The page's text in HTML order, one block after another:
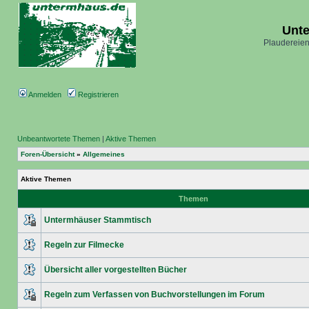
Anmelden Registrieren
Unbeantwortete Themen | Aktive Themen
Foren-Übersicht» Allgemeines
Aktive Themen
Themen
Untermhäuser Stammtisch
Regeln zur Filmecke
Übersicht aller vorgestellten Bücher
Regeln zum Verfassen von Buchvorstellungen im Forum